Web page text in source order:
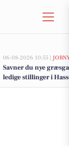
06-08-2026 10:55 |
Savner du nye
ledige stillinger i